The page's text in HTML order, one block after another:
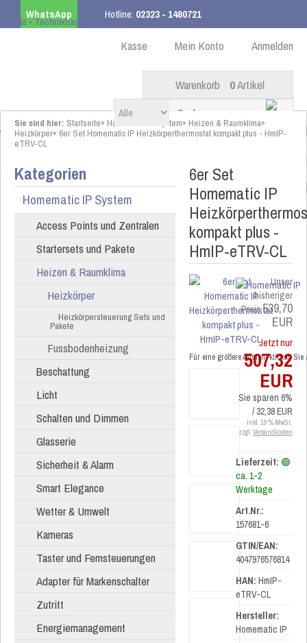
WhatsApp Hotline: 02323 - 1480721
ab 99,00 € innerhalb DE Anmelden
Mein Konto
Kasse
Warenkorb 0Artikel
Sie sind hier: Startseite» Homematic IP System» Heizen & Raumklima»
Heizkörper» 6er Set Homematic IP Heizkörperthermostat kompakt plus - HmIP-
eTRV-CL
Kategorien
Homematic IP System
Access Points und Zentralen
Startersets und Pakete
Heizen & Raumklima
Heizkörper
Heizkörpersteuerung Sets und
Pakete
Fussbodenheizung
Beschattung
Licht
Schalten und Dimmen
Glasserie
Sicherheit & Alarm
Smart Elegance
Wetter & Umwelt
Kameras
Taster und Fernsteuerungen
Adapter für Markenschalter
Zutritt
Energiemanagement
6er Set
Homematic IP
kompakt plus -
HmIP-eTRV-CL
Für eine größere Ansicht klicken
Unser
bisheriger
Preis539,70
EUR
Jetzt nur
507,32
EUR
Sie sparen 6%
/ 32,38 EUR
inkl. 19 % MwSt.
zzgl. Versandkosten
Lieferzeit: 🟢
ca. 1-2
Werktage
Art.Nr.:
157681-6
GTIN/EAN:
4047976576814
HAN: HmIP-
eTRV-CL
Hersteller:
Homematic IP